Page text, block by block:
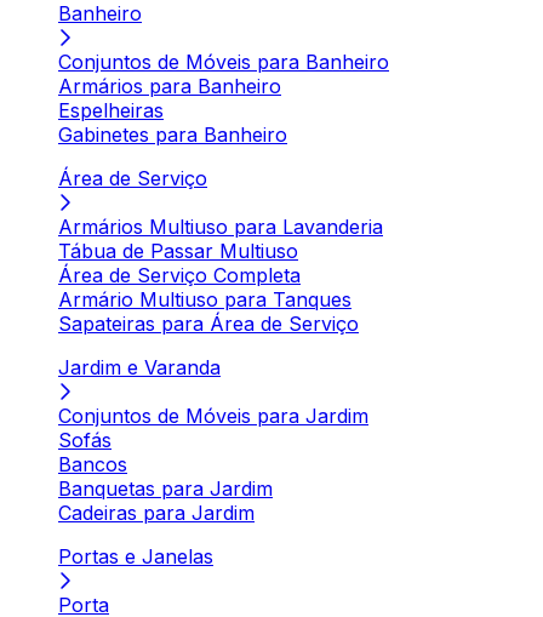
Banheiro
Conjuntos de Móveis para Banheiro
Armários para Banheiro
Espelheiras
Gabinetes para Banheiro
Área de Serviço
Armários Multiuso para Lavanderia
Tábua de Passar Multiuso
Área de Serviço Completa
Armário Multiuso para Tanques
Sapateiras para Área de Serviço
Jardim e Varanda
Conjuntos de Móveis para Jardim
Sofás
Bancos
Banquetas para Jardim
Cadeiras para Jardim
Portas e Janelas
Porta